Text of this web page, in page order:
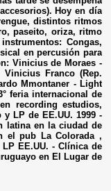
Hoy en día
distintos ritmos
paseito, oriza, ritmo
Congas,
en percusión para
Vinicius de Moraes -
Franco (Rep.
Mmontaner - Light
feria internacional de
recording estudios,
LP de EE.UU. 1999 -
latina en la ciudad de
el pub La Colorada ,
EE.UU. - Clínica de
en El Lugar de